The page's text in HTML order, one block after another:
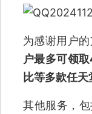
为感谢用户
户最多可领
比等多款任天
其他服务，